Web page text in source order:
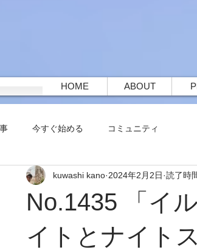
HOME ABOUT
今すぐ始める コミュニティ
No.1435 「イ
イトとナイト
kuwashi kano 2024年2月2日 読了時